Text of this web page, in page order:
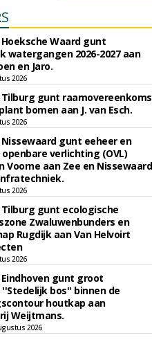
Waard gunt
watergangen 2026-2027 aan
en Jaro.
2026
gunt
bomen aan J. van Esch.
2026
gunt eeheer en
verlichting (OVL)
Voorne aan Zee en Nissewaard
2026
gunt ecologische
Zwaluwenbunders en
Rugdijk aan Van Helvoirt
2026
gunt groot
bos'' binnen de
houtkap aan
Weijtmans.
2026